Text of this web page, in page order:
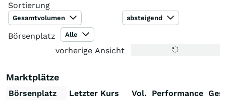
Sortierung
Gesamtvolumen absteigend
Börsenplatz Alle
vorherige Ansicht
Marktplätze
Börsenplatz Letzter Kurs Vol. Performance